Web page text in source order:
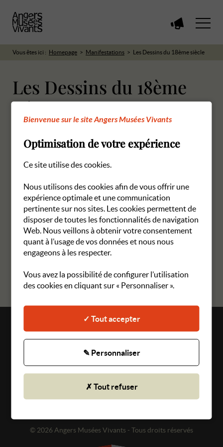
les
manifestations
Vous êtes ici : Homepage Manifestations Les Dessins du 18ème siècle
Les Dessins du 18ème
siècle
complet.
Il n'y a plus de places disponibles à la réservation en ligne ?
Vous pouvez réserver par téléphone en nous appelant au 02 41
87 27 11, les mercredis de 14h30 à 17h
Plan du site
Mentions légales
CGU
© 2026 Angers Musées Vivants - Tous droits réservés
Bienvenue sur le site Angers Musées Vivants
Optimisation de votre expérience
Ce site utilise des cookies.
Nous utilisons des cookies afin de vous offrir une
expérience optimale et une communication
pertinente sur nos sites. Les cookies permettent de
disposer de toutes les fonctionnalités de navigation
Web. Nous veillons à obtenir votre consentement
quant à l’usage de vos données et nous nous
engageons à les respecter.
Vous avez la possibilité de configurer l’utilisation
des cookies en cliquant sur « Personnaliser ».
✓ Tout accepter
✎ Personnaliser
✗ Tout refuser